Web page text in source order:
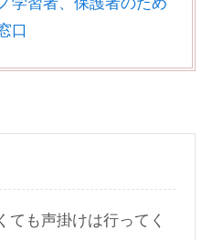
口
ても声掛けは行ってく